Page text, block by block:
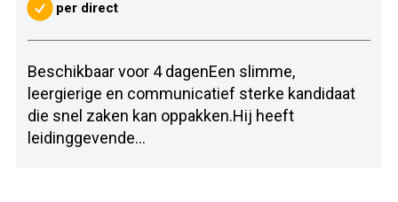
per direct
Beschikbaar voor 4 dagenEen slimme,
leergierige en communicatief sterke kandidaat
die snel zaken kan oppakken.Hij heeft
leidinggevende...